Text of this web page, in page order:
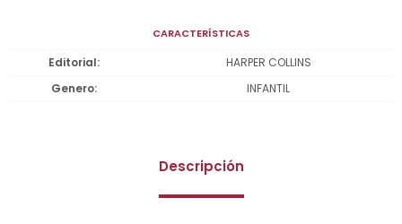
CARACTERÍSTICAS
Editorial
HARPER COLLINS
Genero
INFANTIL
Descripción